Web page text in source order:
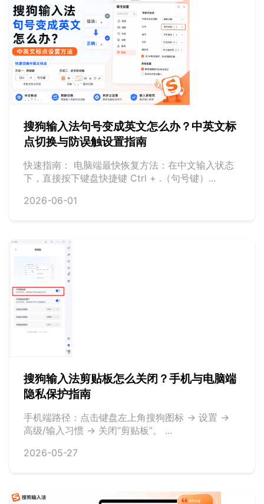
搜狗输入法句号变成英文怎么办？中英文标
点切换与防误触设置指南
快速指南： 电脑端最快恢复方法：在中文输入状态
下，直接按下键盘快捷键 Ctrl + .（句号键）...
2026-06-01
搜狗输入法剪贴板怎么关闭？手机与电脑端
隐私保护指南
手机端路径：点击键盘左上角搜狗图标 -> 设置 ->
高级/输入习惯 -> 关闭“剪贴板”。 ...
2026-05-27